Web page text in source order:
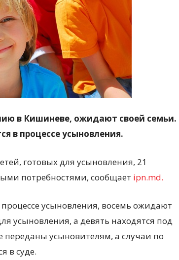
в Кишиневе, ожидают своей семьи.
в процессе усыновления.
готовых для усыновления, 21
потребностями, сообщает ipn.md.
усыновления, восемь ожидают
усыновления, а девять находятся под
переданы усыновителям, а случаи по
в суде.